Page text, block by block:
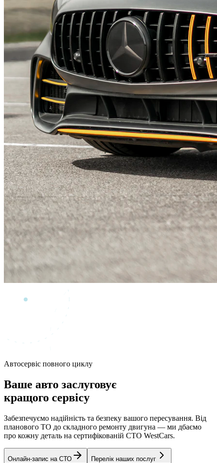
Автосервіс повного циклу
Ваше авто заслуговує
кращого сервісу
Забезпечуємо надійність та безпеку вашого пересування. Від
планового ТО до складного ремонту двигуна — ми дбаємо
про кожну деталь на сертифікованій СТО WestCars.
Онлайн-запис на СТО Перелік наших послуг